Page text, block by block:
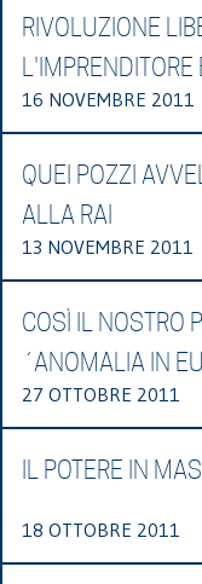
RIVOLUZIONE
16 NOVEMBRE 2011
QUEI POZZI
ALLA RAI
13 NOVEMBRE 2011
COSÌ IL NOSTRO
´ANOMALIA IN
27 OTTOBRE 2011
IL POTERE IN
18 OTTOBRE 2011